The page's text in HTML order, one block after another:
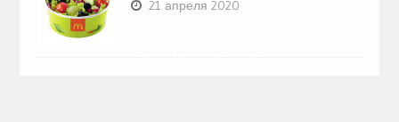
21 апреля 2020